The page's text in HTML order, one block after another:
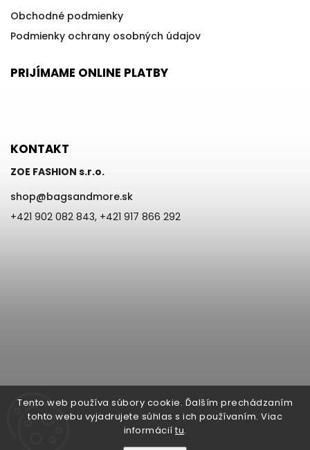
Tento web používa súbory cookie. Ďalším prechádzaním
tohto webu vyjadrujete súhlas s ich používaním. Viac
informácií tu.
Obchodné podmienky
Podmienky ochrany osobných údajov
PRIJÍMAME ONLINE PLATBY
KONTAKT
ZOE FASHION s.r.o.
shop@bagsandmore.sk
+421 902 082 843, +421 917 866 292